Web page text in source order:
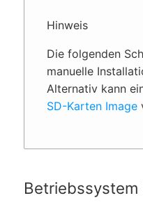
Hinweis
Die folgenden
manuelle
Alternativ kann
SD-Karten Image
Betriebssystem